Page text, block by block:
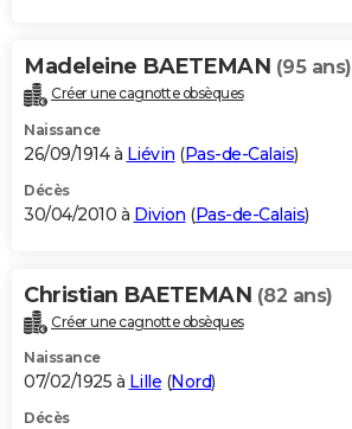
Madeleine BAETEMAN (95 ans)
Créer une cagnotte obsèques
Naissance
26/09/1914 à Liévin (Pas-de-Calais)
Décès
30/04/2010 à Divion (Pas-de-Calais)
Christian BAETEMAN (82 ans)
Créer une cagnotte obsèques
Naissance
07/02/1925 à Lille (Nord)
Décès